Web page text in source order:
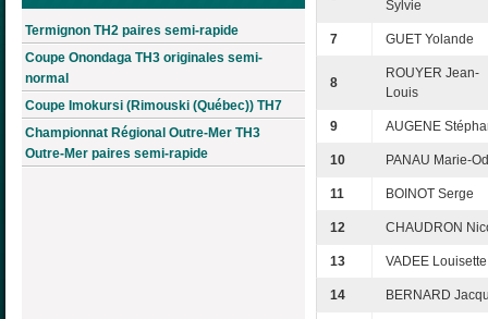
Termignon TH2 paires semi-rapide
Coupe Onondaga TH3 originales semi-
normal
Coupe Imokursi (Rimouski (Québec)) TH7
Championnat Régional Outre-Mer TH3
Outre-Mer paires semi-rapide
Sylvie
7 GUET Yolande
8
ROUYER Jean-
Louis
9 AUGENE
10 PANAU Marie-
11 BOINOT Serge
12 CHAUDRON
13 VADEE Louisette
14 BERNARD